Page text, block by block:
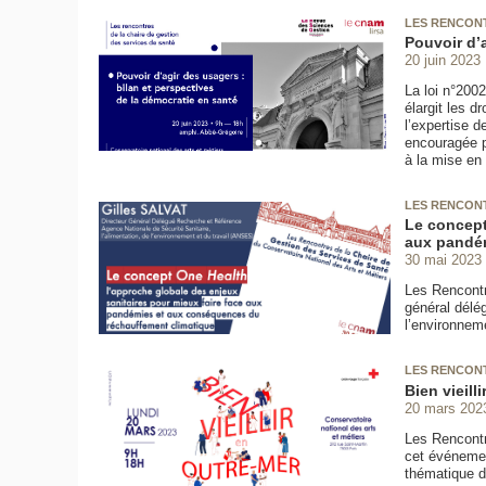
LES
Pouvoir
20 juin 2023
La loi
élargit les
l’expertise
encouragée
à la mise
LES
Le
aux
30 mai 2023
Les
général
LES
Bien
20 mars
Les
cet
thématique